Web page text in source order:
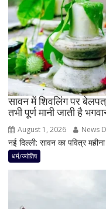
सावन में शिवलिंग पर
तभी पूर्ण मानी जाती है
August 1, 2026 News
नई दिल्ली: सावन का पवित्र
धर्म/ज्योतिष